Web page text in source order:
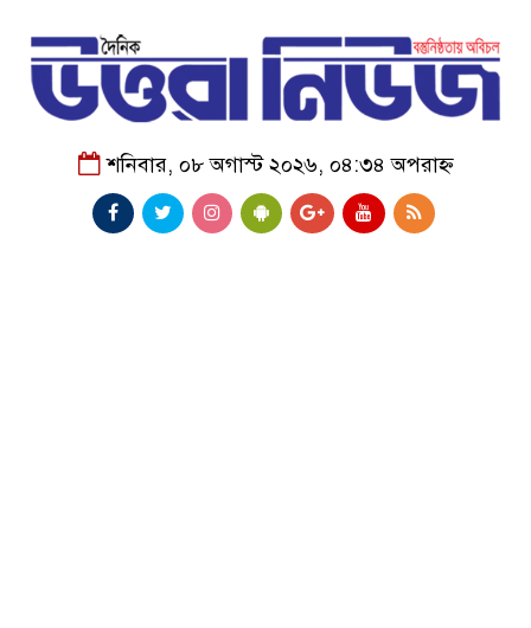
শনিবার, ০৮ অগাস্ট ২০২৬, ০৪:৩৪ অপরাহ্ন